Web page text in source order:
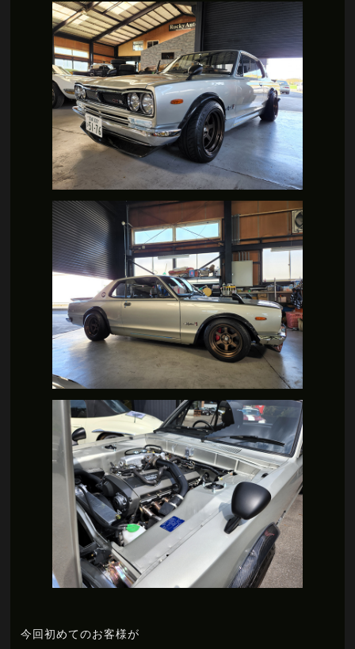
今回初めてのお客様が